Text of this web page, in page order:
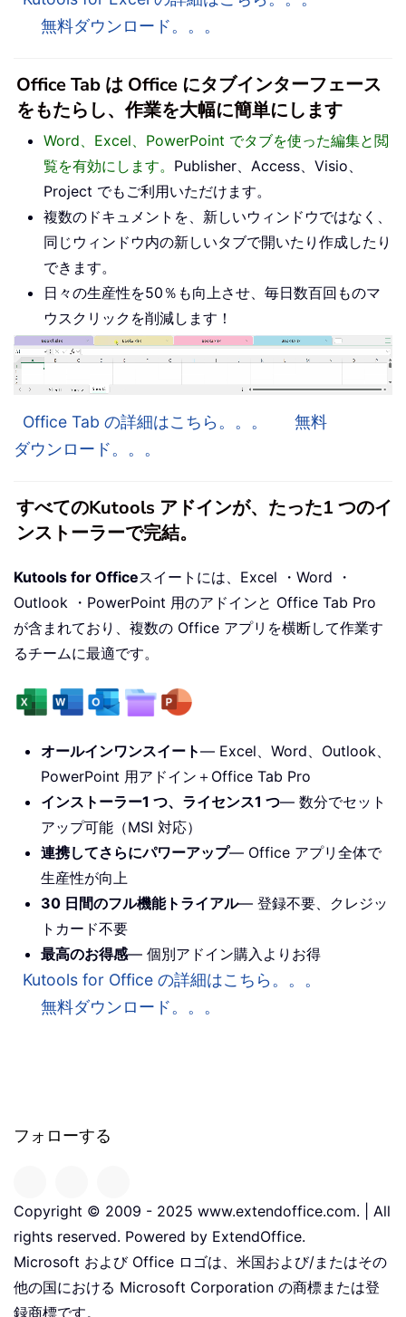
無料ダウンロード。。。
Office Tab は Office にタブインターフェース
をもたらし、作業を大幅に簡単にします
Word、Excel、PowerPoint でタブを使った編集と閲
覧を有効にします。 Publisher、Access、Visio、
Project でもご利用いただけます。
複数のドキュメントを、新しいウィンドウではなく、
同じウィンドウ内の新しいタブで開いたり作成したり
できます。
日々の生産性を50％も向上させ、毎日数百回ものマ
ウスクリックを削減します！
Office Tab の詳細はこちら。。。
無料
ダウンロード。。。
すべてのKutools アドインが、たった1 つのイ
ンストーラーで完結。
Kutools for Officeスイートには、Excel ・Word ・
Outlook ・PowerPoint 用のアドインと Office Tab Pro
が含まれており、複数の Office アプリを横断して作業す
るチームに最適です。
オールインワンスイート— Excel、Word、Outlook、
PowerPoint 用アドイン＋Office Tab Pro
インストーラー1 つ、ライセンス1 つ— 数分でセット
アップ可能（MSI 対応）
連携してさらにパワーアップ— Office アプリ全体で
生産性が向上
30 日間のフル機能トライアル— 登録不要、クレジッ
トカード不要
最高のお得感— 個別アドイン購入よりお得
Kutools for Office の詳細はこちら。。。
無料ダウンロード。。。
フォローする
Copyright © 2009 - 2025 www.extendoffice.com. | All
rights reserved. Powered by ExtendOffice.
Microsoft および Office ロゴは、米国および/またはその
他の国における Microsoft Corporation の商標または登
録商標です。